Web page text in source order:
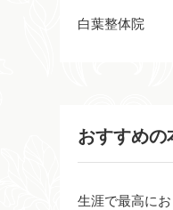
白葉整体院
おすすめの
生涯で最高に